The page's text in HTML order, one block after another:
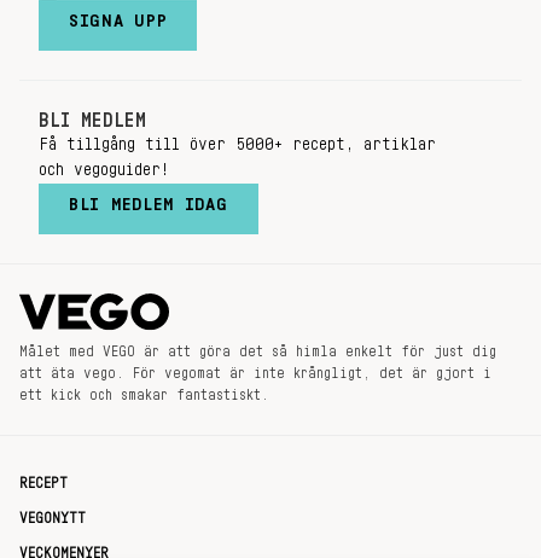
SIGNA UPP
BLI MEDLEM
Få tillgång till över 5000+ recept, artiklar
och vegoguider!
BLI MEDLEM IDAG
Målet med VEGO är att göra det så himla enkelt för just dig
att äta vego. För vegomat är inte krångligt, det är gjort i
ett kick och smakar fantastiskt.
RECEPT
VEGONYTT
VECKOMENYER